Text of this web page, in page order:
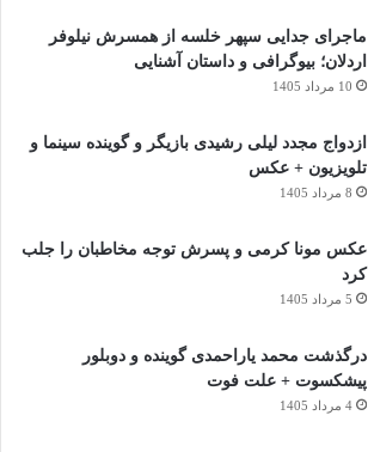
ماجرای جدایی سپهر خلسه از همسرش نیلوفر
اردلان؛ بیوگرافی و داستان آشنایی
10 مرداد 1405
ازدواج مجدد لیلی رشیدی بازیگر و گوینده سینما و
تلویزیون + عکس
8 مرداد 1405
عکس مونا کرمی و پسرش توجه مخاطبان را جلب
کرد
5 مرداد 1405
درگذشت محمد یاراحمدی گوینده و دوبلور
پیشکسوت + علت فوت
4 مرداد 1405